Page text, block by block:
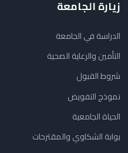
زيارة الجامعة
الدراسة في الجامعة
التأمين والرعاية الصحية
شروط القبول
نموذج التفويض
الحياة الجامعية
بوابة الشكاوي والمقترحات